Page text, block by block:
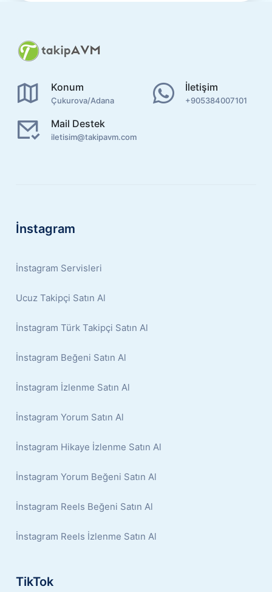
Konum
Çukurova/Adana
İletişim
+905384007101
Mail Destek
iletisim@takipavm.com
İnstagram
İnstagram Servisleri
Ucuz Takipçi Satın Al
İnstagram Türk Takipçi Satın Al
İnstagram Beğeni Satın Al
İnstagram İzlenme Satın Al
İnstagram Yorum Satın Al
İnstagram Hikaye İzlenme Satın Al
İnstagram Yorum Beğeni Satın Al
İnstagram Reels Beğeni Satın Al
İnstagram Reels İzlenme Satın Al
TikTok